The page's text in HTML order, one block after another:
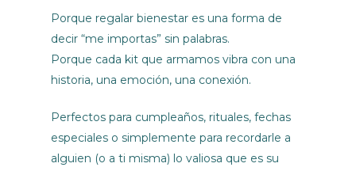
Porque regalar bienestar es una forma de
decir “me importas” sin palabras.
Porque cada kit que armamos vibra con una
historia, una emoción, una conexión.
Perfectos para cumpleaños, rituales, fechas
especiales o simplemente para recordarle a
alguien (o a ti misma) lo valiosa que es su